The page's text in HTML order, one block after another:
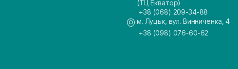
(ТЦ Екватор)
+38 (068) 209-34-88
м. Луцьк, вул. Винниченка, 4
+38 (098) 076-60-62